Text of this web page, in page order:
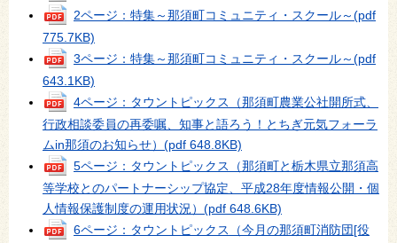
2ページ：特集～那須町コミュニティ・スクール～(pdf
775.7KB)
3ページ：特集～那須町コミュニティ・スクール～(pdf
643.1KB)
4ページ：タウントピックス（那須町農業公社開所式、
行政相談委員の再委嘱、知事と語ろう！とちぎ元気フォーラ
ムin那須のお知らせ） (pdf 648.8KB)
5ページ：タウントピックス（那須町と栃木県立那須高
等学校とのパートナーシップ協定、平成28年度情報公開・個
人情報保護制度の運用状況） (pdf 648.6KB)
6ページ：タウントピックス（今月の那須町消防団[役